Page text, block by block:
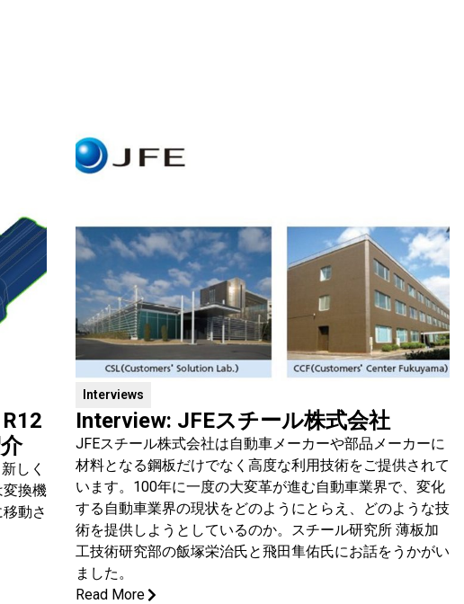
しく
変換機
動さ
Interviews
Interview: JFEスチール株式会社
JFEスチール株式会社は自動車メーカーや部品メーカーに
材料となる鋼板だけでなく高度な利用技術をご提供されて
います。100年に一度の大変革が進む自動車業界で、変化
する自動車業界の現状をどのようにとらえ、どのような技
術を提供しようとしているのか。スチール研究所 薄板加
工技術研究部の飯塚栄治氏と飛田隼佑氏にお話をうかがい
ました。
Read More